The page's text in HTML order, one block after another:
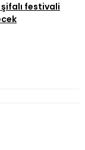
şifalı festivali